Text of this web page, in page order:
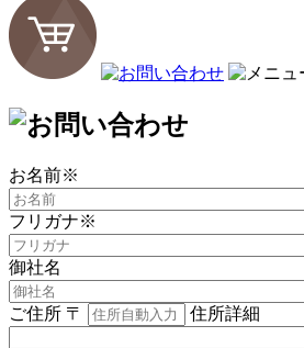
お名前※
フリガナ※
御社名
ご住所 〒 住所詳細